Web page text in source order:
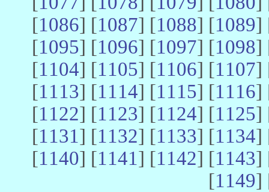
[1086] [1087] [1088] [1089]
[1095] [1096] [1097] [1098]
[1104] [1105] [1106] [1107]
[1113] [1114] [1115] [1116]
[1122] [1123] [1124] [1125]
[1131] [1132] [1133] [1134]
[1140] [1141] [1142] [1143]
[1149]